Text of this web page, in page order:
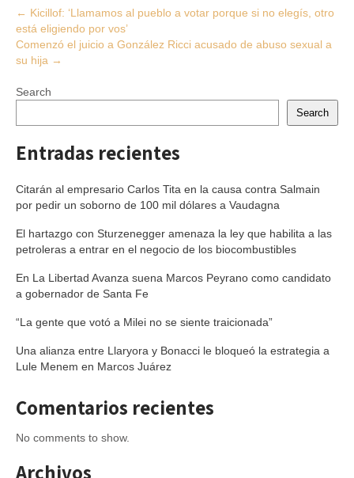
Post
navigation
← Kicillof: ‘Llamamos al pueblo a votar porque si no elegís, otro
está eligiendo por vos’
Comenzó el juicio a González Ricci acusado de abuso sexual a
su hija →
Search
Search
Entradas recientes
Citarán al empresario Carlos Tita en la causa contra Salmain
por pedir un soborno de 100 mil dólares a Vaudagna
El hartazgo con Sturzenegger amenaza la ley que habilita a las
petroleras a entrar en el negocio de los biocombustibles
En La Libertad Avanza suena Marcos Peyrano como candidato
a gobernador de Santa Fe
“La gente que votó a Milei no se siente traicionada”
Una alianza entre Llaryora y Bonacci le bloqueó la estrategia a
Lule Menem en Marcos Juárez
Comentarios recientes
No comments to show.
Archivos